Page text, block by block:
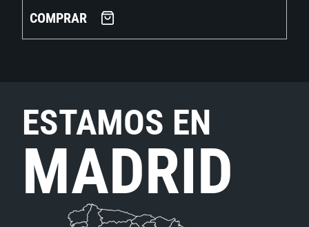
COMPRAR
ESTAMOS EN
MADRID